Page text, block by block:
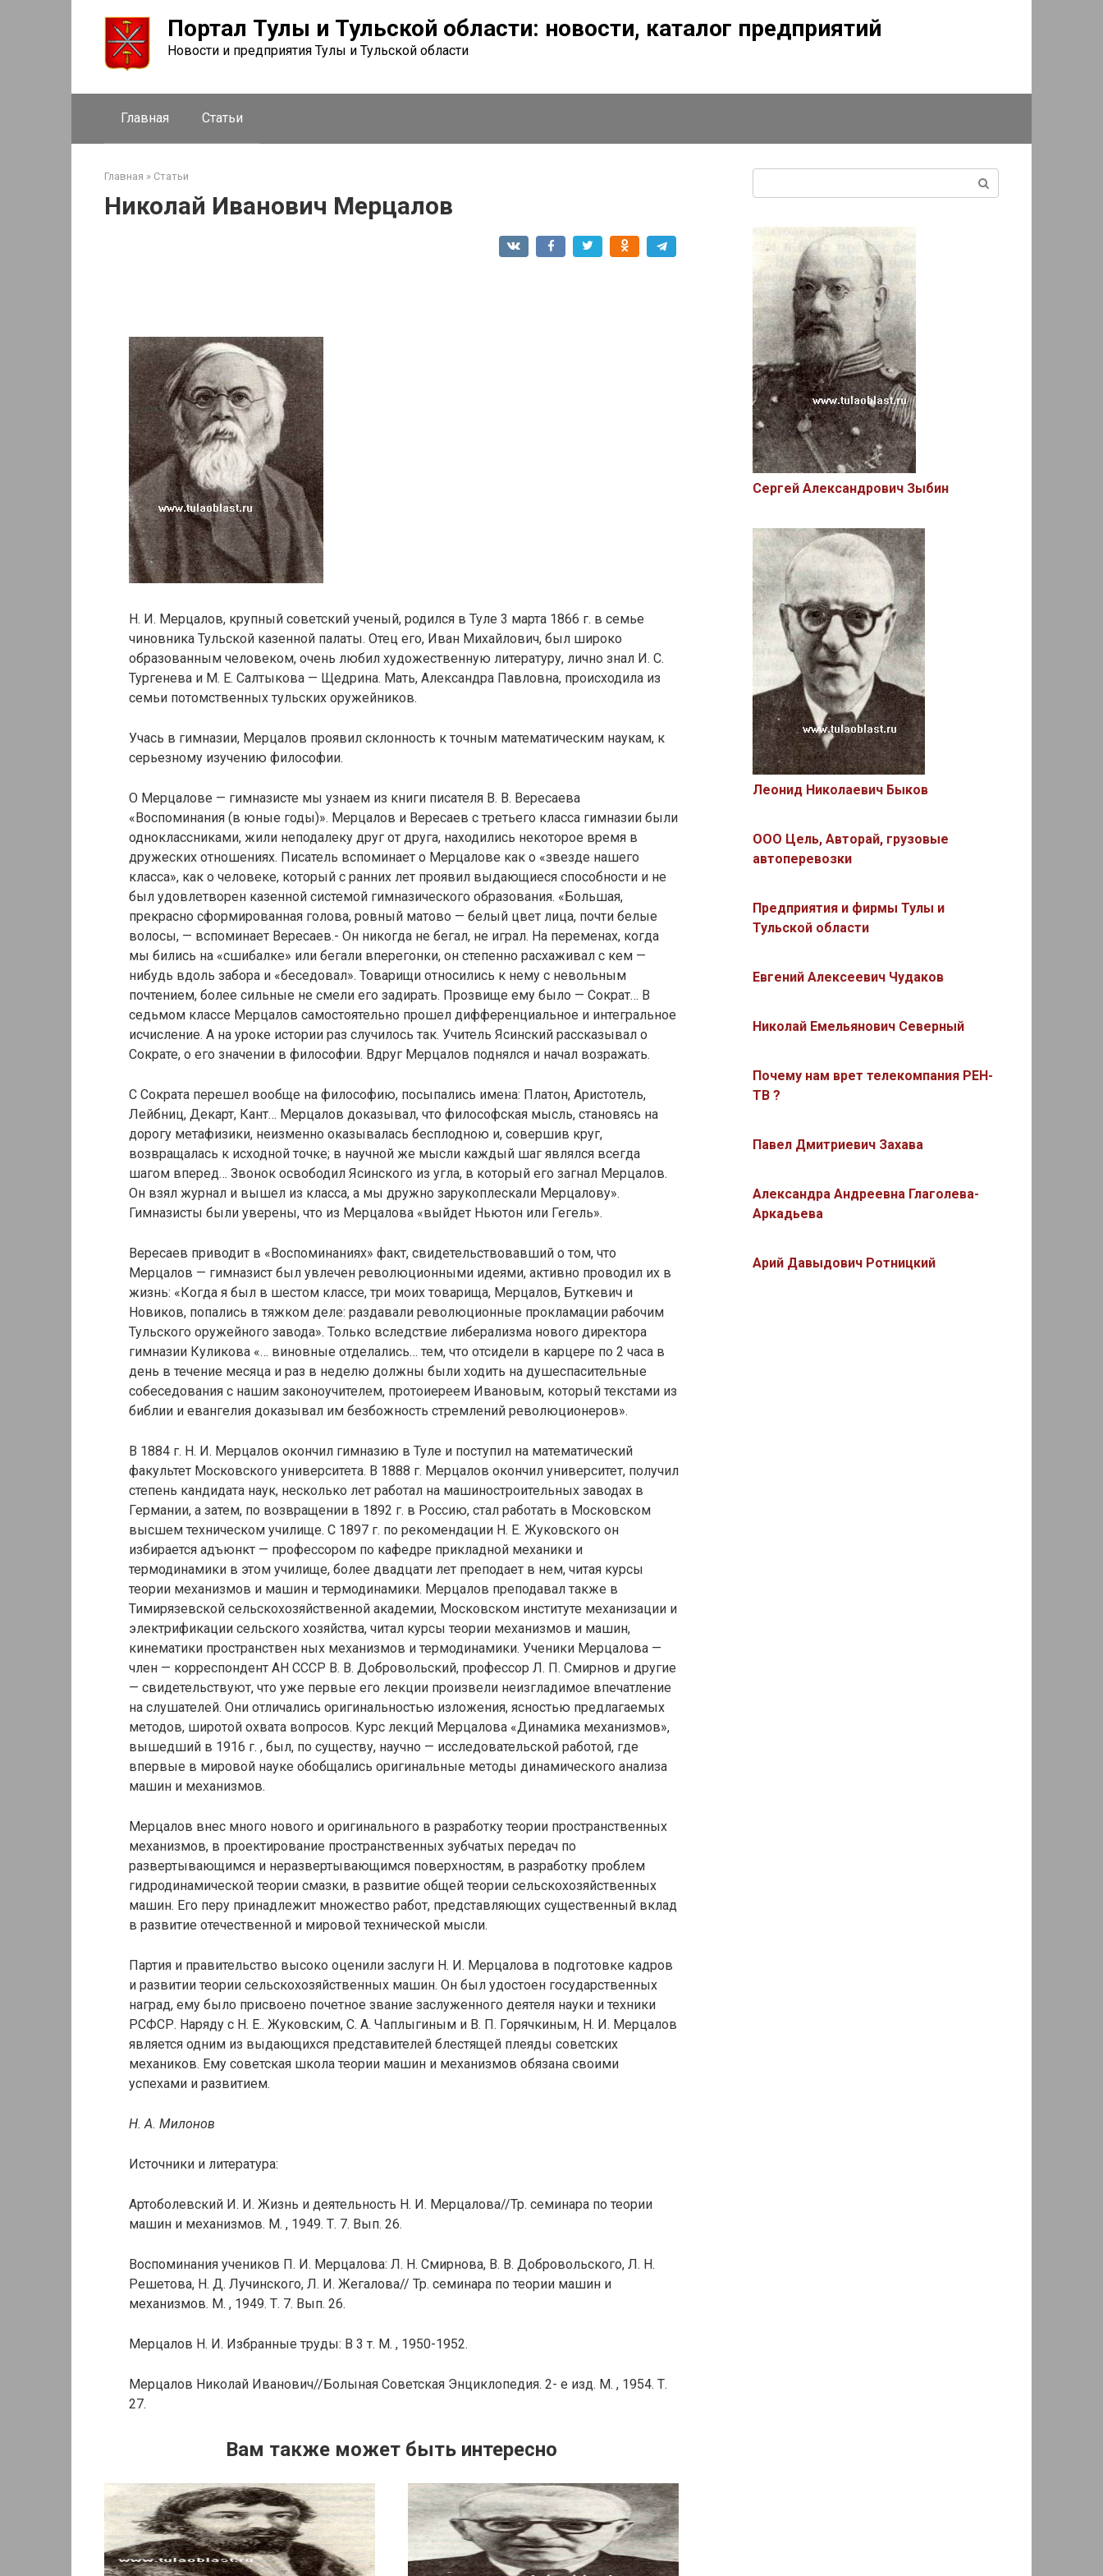
Портал Тулы и Тульской области: новости, каталог предприятий
Новости и предприятия Тулы и Тульской области
Главная Статьи
Главная » Статьи
Николай Иванович Мерцалов
Н. И. Мерцалов, крупный советский ученый, родился в Туле 3 марта 1866 г. в семье
чиновника Тульской казенной палаты. Отец его, Иван Михайлович, был широко
образованным человеком, очень любил художественную литературу, лично знал И. С.
Тургенева и М. Е. Салтыкова — Щедрина. Мать, Александра Павловна, происходила из
семьи потомственных тульских оружейников.
Учась в гимназии, Мерцалов проявил склонность к точным математическим наукам, к
серьезному изучению философии.
О Мерцалове — гимназисте мы узнаем из книги писателя В. В. Вересаева
«Воспоминания (в юные годы)». Мерцалов и Вересаев с третьего класса гимназии были
одноклассниками, жили неподалеку друг от друга, находились некоторое время в
дружеских отношениях. Писатель вспоминает о Мерцалове как о «звезде нашего
класса», как о человеке, который с ранних лет проявил выдающиеся способности и не
был удовлетворен казенной системой гимназического образования. «Большая,
прекрасно сформированная голова, ровный матово — белый цвет лица, почти белые
волосы, — вспоминает Вересаев.- Он никогда не бегал, не играл. На переменах, когда
мы бились на «сшибалке» или бегали вперегонки, он степенно расхаживал с кем —
нибудь вдоль забора и «беседовал». Товарищи относились к нему с невольным
почтением, более сильные не смели его задирать. Прозвище ему было — Сократ… В
седьмом классе Мерцалов самостоятельно прошел дифференциальное и интегральное
исчисление. А на уроке истории раз случилось так. Учитель Ясинский рассказывал о
Сократе, о его значении в философии. Вдруг Мерцалов поднялся и начал возражать.
С Сократа перешел вообще на философию, посыпались имена: Платон, Аристотель,
Лейбниц, Декарт, Кант… Мерцалов доказывал, что философская мысль, становясь на
дорогу метафизики, неизменно оказывалась бесплодною и, совершив круг,
возвращалась к исходной точке; в научной же мысли каждый шаг являлся всегда
шагом вперед… Звонок освободил Ясинского из угла, в который его загнал Мерцалов.
Он взял журнал и вышел из класса, а мы дружно зарукоплескали Мерцалову».
Гимназисты были уверены, что из Мерцалова «выйдет Ньютон или Гегель».
Вересаев приводит в «Воспоминаниях» факт, свидетельствовавший о том, что
Мерцалов — гимназист был увлечен революционными идеями, активно проводил их в
жизнь: «Когда я был в шестом классе, три моих товарища, Мерцалов, Буткевич и
Новиков, попались в тяжком деле: раздавали революционные прокламации рабочим
Тульского оружейного завода». Только вследствие либерализма нового директора
гимназии Куликова «… виновные отделались… тем, что отсидели в карцере по 2 часа в
день в течение месяца и раз в неделю должны были ходить на душеспасительные
собеседования с нашим законоучителем, протоиереем Ивановым, который текстами из
библии и евангелия доказывал им безбожность стремлений революционеров».
В 1884 г. Н. И. Мерцалов окончил гимназию в Туле и поступил на математический
факультет Московского университета. В 1888 г. Мерцалов окончил университет, получил
степень кандидата наук, несколько лет работал на машиностроительных заводах в
Германии, а затем, по возвращении в 1892 г. в Россию, стал работать в Московском
высшем техническом училище. С 1897 г. по рекомендации Н. Е. Жуковского он
избирается адъюнкт — профессором по кафедре прикладной механики и
термодинамики в этом училище, более двадцати лет преподает в нем, читая курсы
теории механизмов и машин и термодинамики. Мерцалов преподавал также в
Тимирязевской сельскохозяйственной академии, Московском институте механизации и
электрификации сельского хозяйства, читал курсы теории механизмов и машин,
кинематики пространствен ных механизмов и термодинамики. Ученики Мерцалова —
член — корреспондент АН СССР В. В. Добровольский, профессор Л. П. Смирнов и другие
— свидетельствуют, что уже первые его лекции произвели неизгладимое впечатление
на слушателей. Они отличались оригинальностью изложения, ясностью предлагаемых
методов, широтой охвата вопросов. Курс лекций Мерцалова «Динамика механизмов»,
вышедший в 1916 г. , был, по существу, научно — исследовательской работой, где
впервые в мировой науке обобщались оригинальные методы динамического анализа
машин и механизмов.
Мерцалов внес много нового и оригинального в разработку теории пространственных
механизмов, в проектирование пространственных зубчатых передач по
развертывающимся и неразвертывающимся поверхностям, в разработку проблем
гидродинамической теории смазки, в развитие общей теории сельскохозяйственных
машин. Его перу принадлежит множество работ, представляющих существенный вклад
в развитие отечественной и мировой технической мысли.
Партия и правительство высоко оценили заслуги Н. И. Мерцалова в подготовке кадров
и развитии теории сельскохозяйственных машин. Он был удостоен государственных
наград, ему было присвоено почетное звание заслуженного деятеля науки и техники
РСФСР. Наряду с Н. Е.. Жуковским, С. А. Чаплыгиным и В. П. Горячкиным, Н. И. Мерцалов
является одним из выдающихся представителей блестящей плеяды советских
механиков. Ему советская школа теории машин и механизмов обязана своими
успехами и развитием.
Н. А. Милонов
Источники и литература:
Артоболевский И. И. Жизнь и деятельность Н. И. Мерцалова//Тр. семинара по теории
машин и механизмов. М. , 1949. Т. 7. Вып. 26.
Воспоминания учеников П. И. Мерцалова: Л. Н. Смирнова, В. В. Добровольского, Л. Н.
Решетова, Н. Д. Лучинского, Л. И. Жегалова// Тр. семинара по теории машин и
механизмов. М. , 1949. Т. 7. Вып. 26.
Мерцалов Н. И. Избранные труды: В 3 т. М. , 1950-1952.
Мерцалов Николай Иванович//Болыная Советская Энциклопедия. 2- е изд. М. , 1954. Т.
27.
Вам также может быть интересно
Сергей Александрович Зыбин
Леонид Николаевич Быков
ООО Цель, Авторай, грузовые
автоперевозки
Предприятия и фирмы Тулы и
Тульской области
Евгений Алексеевич Чудаков
Николай Емельянович Северный
Почему нам врет телекомпания РЕН-
ТВ ?
Павел Дмитриевич Захава
Александра Андреевна Глаголева-
Аркадьева
Арий Давыдович Ротницкий